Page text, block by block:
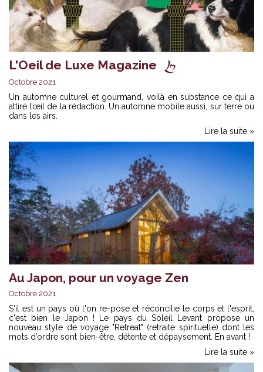
L'Oeil de Luxe Magazine
Octobre 2021
Un automne culturel et gourmand, voilà en substance ce qui a
attiré l’œil de la rédaction. Un automne mobile aussi, sur terre ou
dans les airs.
Lire la suite »
Au Japon, pour un voyage Zen
Octobre 2021
S'il est un pays où l'on re-pose et réconcilie le corps et l'esprit,
c'est bien le Japon ! Le pays du Soleil Levant propose un
nouveau style de voyage "Retreat" (retraite spirituelle) dont les
mots d’ordre sont bien-être, détente et dépaysement. En avant !
Lire la suite »